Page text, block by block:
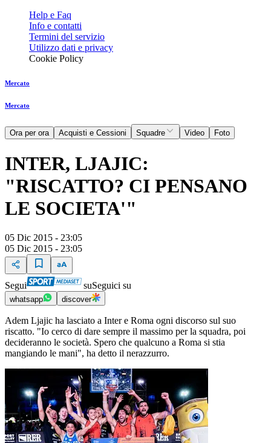
Help e Faq
Info e contatti
Termini del servizio
Utilizzo dati e privacy
Cookie Policy
Mercato
Mercato
Ora per ora Acquisti e Cessioni Squadre Video Foto
INTER, LJAJIC:
"RISCATTO? CI PENSANO
LE SOCIETA'"
05 Dic 2015 - 23:05
05 Dic 2015 - 23:05
Segui suSeguici su
whatsapp discover
Adem Ljajic ha lasciato a Inter e Roma ogni discorso sul suo
riscatto. "Io cerco di dare sempre il massimo per la squadra, poi
decideranno le società. Spero che qualcuno a Roma si stia
mangiando le mani", ha detto il nerazzurro.